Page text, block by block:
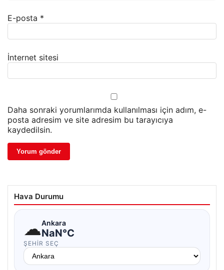
E-posta *
İnternet sitesi
Daha sonraki yorumlarımda kullanılması için adım, e-
posta adresim ve site adresim bu tarayıcıya
kaydedilsin.
Hava Durumu
☁Ankara
NaN°C
ŞEHIR SEÇ